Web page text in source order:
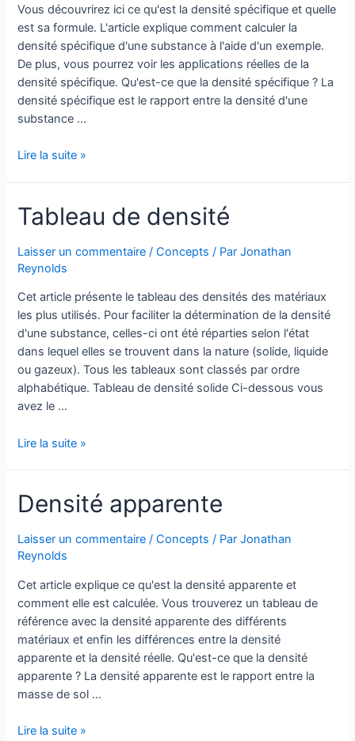
Vous découvrirez ici ce qu'est la densité spécifique et quelle
est sa formule. L'article explique comment calculer la
densité spécifique d'une substance à l'aide d'un exemple.
De plus, vous pourrez voir les applications réelles de la
densité spécifique. Qu'est-ce que la densité spécifique ? La
densité spécifique est le rapport entre la densité d'une
substance …
Densité
Lire la suite »
Tableau de densité
Laisser un commentaire /Concepts / ParJonathan
Reynolds
Cet article présente le tableau des densités des matériaux
les plus utilisés. Pour faciliter la détermination de la densité
d'une substance, celles-ci ont été réparties selon l'état
dans lequel elles se trouvent dans la nature (solide, liquide
ou gazeux). Tous les tableaux sont classés par ordre
alphabétique. Tableau de densité solide Ci-dessous vous
avez le …
Tableau
Lire la suite »
Densité apparente
Laisser un commentaire /Concepts / ParJonathan
Reynolds
Cet article explique ce qu'est la densité apparente et
comment elle est calculée. Vous trouverez un tableau de
référence avec la densité apparente des différents
matériaux et enfin les différences entre la densité
apparente et la densité réelle. Qu'est-ce que la densité
apparente ? La densité apparente est le rapport entre la
masse de sol …
Densité
Lire la suite »